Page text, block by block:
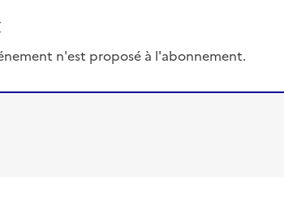
n'est proposé à l'abonnement.